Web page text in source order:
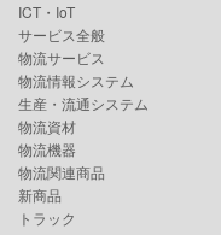
ICT・IoT
サービス全般
物流サービス
物流情報システム
生産・流通システム
物流資材
物流機器
物流関連商品
新商品
トラック